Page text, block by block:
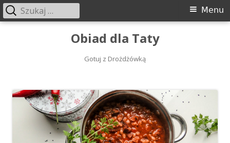
Obiad dla Taty
Gotuj z Drożdżówką
Menu
Menu
Szukaj: